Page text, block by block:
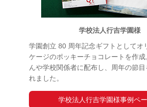
学校法人行吉学園様
学園創立 80 周年記念ギフトとしてオ
ケージのポッキーチョコレートを作成
んや学校関係者に配布し、周年の節
れました。
学校法人行吉学園様事例ペ